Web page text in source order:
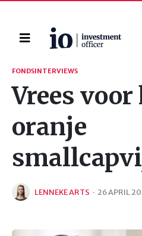
Home
Zoeken
FONDSINTERVIEWS
Vrees
oranje
LENNEKE ARTS · 26 APRIL